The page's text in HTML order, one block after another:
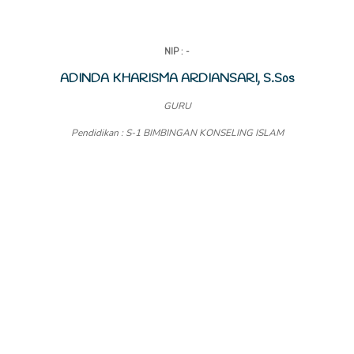
NIP : -
ADINDA KHARISMA ARDIANSARI, S.Sos
GURU
Pendidikan : S-1 BIMBINGAN KONSELING ISLAM